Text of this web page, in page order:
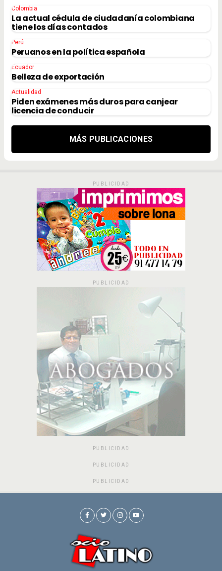
Colombia
La actual cédula de ciudadanía colombiana
tiene los días contados
Perú
Peruanos en la política española
Ecuador
Belleza de exportación
Actualidad
Piden exámenes más duros para canjear
licencia de conducir
MÁS PUBLICACIONES
PUBLICIDAD
PUBLICIDAD
PUBLICIDAD
PUBLICIDAD
PUBLICIDAD